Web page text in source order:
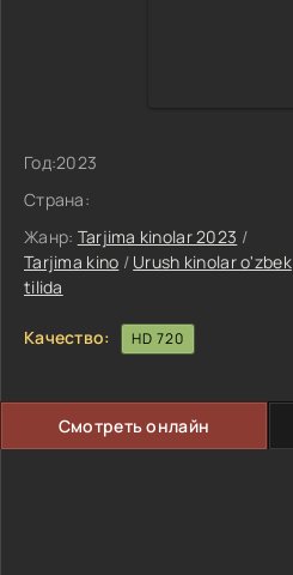
Год:2023
Страна:
Жанр: Tarjima kinolar 2023 /
Tarjima kino / Urush kinolar o'zbek
tilida
Качество: HD 720
Смотреть онлайн